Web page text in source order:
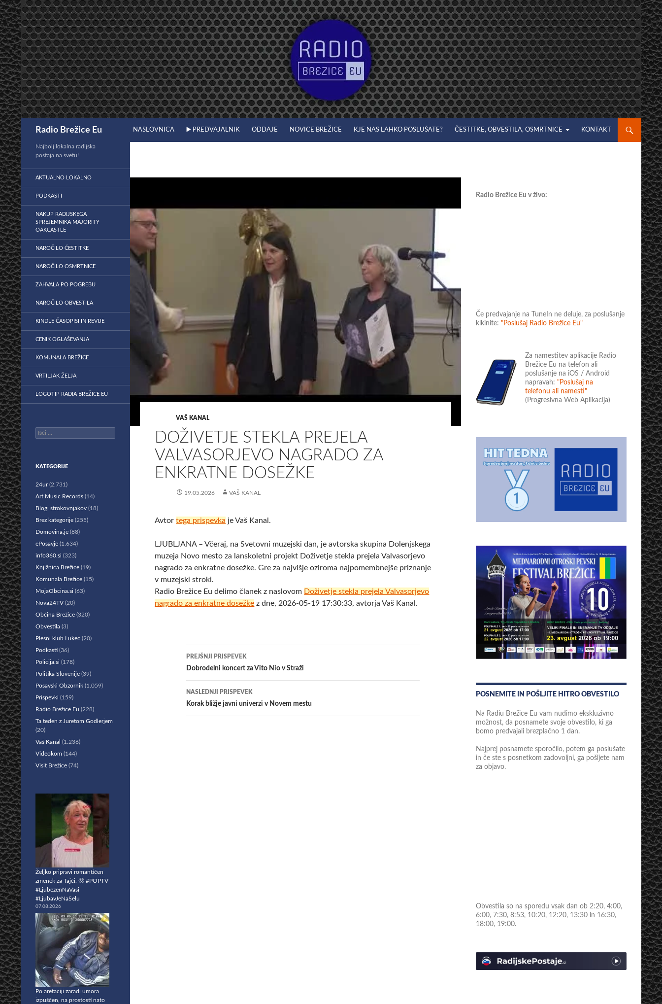
Preskoči
na
vsebino
Radio Brežice Eu NASLOVNICA ▶️ PREDVAJALNIK ODDAJE NOVICE BREŽICE KJE NAS LAHKO POSLUŠATE? ČESTITKE, OBVESTILA, OSMRTNICE KONTAKT
VAŠ KANAL
DOŽIVETJE STEKLA PREJELA
VALVASORJEVO NAGRADO ZA
ENKRATNE DOSEŽKE
19.05.2026 VAŠ KANAL
Avtortega prispevka je Vaš Kanal.
LJUBLJANA – Včeraj, na Svetovni muzejski dan, je avtorska skupina Dolenjskega
muzeja Novo mesto za lanskoletni projekt Doživetje stekla prejela Valvasorjevo
nagrado za enkratne dosežke. Gre za najvišje oziroma najpomembnejše priznanje
v muzejski stroki.
Radio Brežice Eu delimo članek z naslovom Doživetje stekla prejela Valvasorjevo
nagrado za enkratne dosežke z dne, 2026-05-19 17:30:33, avtorja Vaš Kanal.
Krmarjenje
po
prispevkih
PREJŠNJI PRISPEVEK
Dobrodelni koncert za Vito Nio v Straži
NASLEDNJI PRISPEVEK
Korak bližje javni univerzi v Novem mestu
Radio Brežice Eu v živo:
Če predvajanje na TuneIn ne deluje, za poslušanje
klkinite: "Poslušaj Radio Brežice Eu"
Za namestitev aplikacije Radio
Brežice Eu na telefon ali
poslušanje na iOS / Android
napravah: "Poslušaj na
telefonu ali namesti"
(Progresivna Web Aplikacija)
POSNEMITE IN POŠLJITE HITRO OBVESTILO
Na Radiu Brežice Eu vam nudimo ekskluzivno
možnost, da posnamete svoje obvestilo, ki ga
bomo predvajali brezplačno 1 dan.
Najprej posnamete sporočilo, potem ga poslušate
in če ste s posnetkom zadovoljni, ga pošljete nam
za objavo.
Obvestila so na sporedu vsak dan ob 2:20, 4:00,
6:00, 7:30, 8:53, 10:20, 12:20, 13:30 in 16:30,
18:00, 19:00.
Najbolj lokalna radijska
postaja na svetu!
AKTUALNO LOKALNO
PODKASTI
NAKUP RADIJSKEGA
SPREJEMNIKA MAJORITY
OAKCASTLE
NAROČILO ČESTITKE
NAROČILO OSMRTNICE
ZAHVALA PO POGREBU
NAROČILO OBVESTILA
KINDLE ČASOPISI IN REVIJE
CENIK OGLAŠEVANJA
KOMUNALA BREŽICE
VRTILJAK ŽELJA
LOGOTIP RADIA BREŽICE EU
Išči:
KATEGORIJE
24ur(2.731)
Art Music Records (14)
Blogi strokovnjakov (18)
Brez kategorije (255)
Domovina.je (88)
ePosavje (1.634)
info360.si (323)
Knjižnica Brežice (19)
Komunala Brežice (15)
MojaObcina.si (63)
Nova24TV (20)
Občina Brežice (320)
Obvestila (3)
Plesni klub Lukec (20)
Podkasti (36)
Policija.si (178)
Politika Slovenije (39)
Posavski Obzornik (1.059)
Prispevki (159)
Radio Brežice Eu (228)
Ta teden z Juretom Godlerjem
(20)
Vaš Kanal (1.236)
Videokom (144)
Visit Brežice (74)
Željko pripravi romantičen
zmenek za Tajči. 🥹 #POPTV
#LjubezenNaVasi
#LjubavJeNaSelu
07.08.2026
Po aretaciji zaradi umora
izpuščen, na prostosti nato